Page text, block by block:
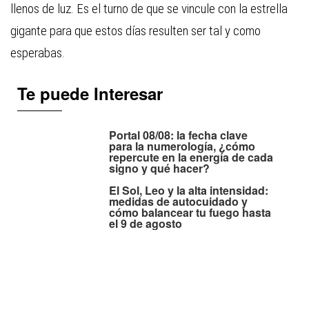
llenos de luz. Es el turno de que se vincule con la estrella
gigante para que estos días resulten ser tal y como
esperabas.
Te puede Interesar
Portal 08/08: la fecha clave
para la numerología, ¿cómo
repercute en la energía de cada
signo y qué hacer?
El Sol, Leo y la alta intensidad:
medidas de autocuidado y
cómo balancear tu fuego hasta
el 9 de agosto